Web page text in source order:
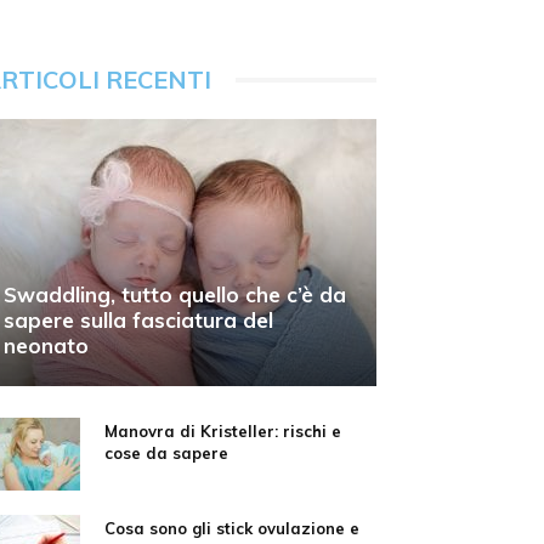
RECENTI
Swaddling, tutto quello che c’è da
sapere sulla fasciatura del
neonato
Manovra di Kristeller: rischi e
cose da sapere
Cosa sono gli stick ovulazione e